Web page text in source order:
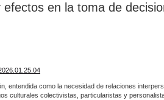
en la toma de
entendida como la necesidad de relaciones
culturales colectivistas, particularistas y